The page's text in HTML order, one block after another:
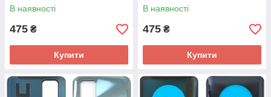
В наявності
475 ₴
Купити
В наявності
475 ₴
Купити